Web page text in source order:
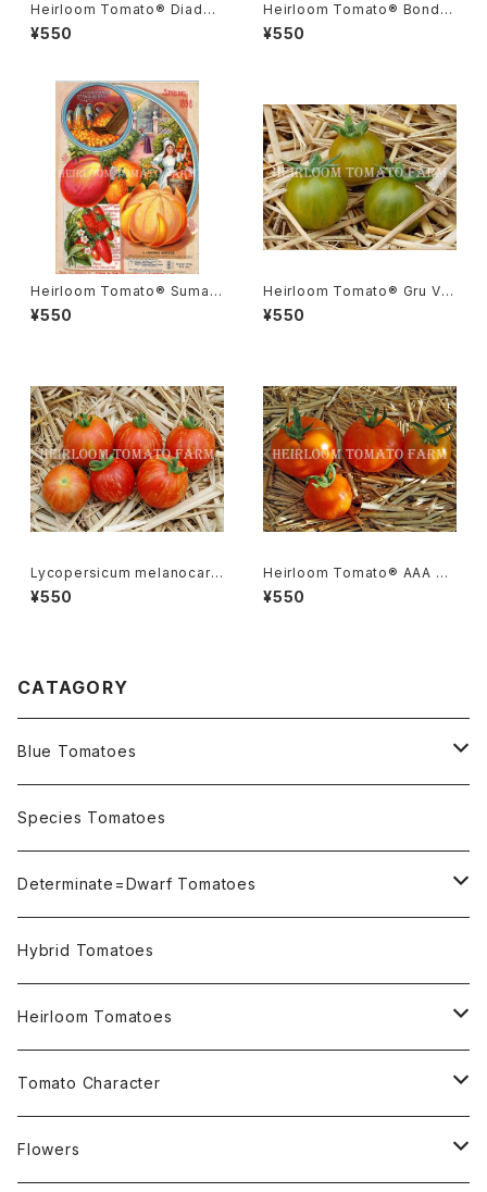
Heirloom Tomato® Diade
m エアルーム・トマト・ダイアデ
ム
¥550
Heirloom Tomato® Bond's
Early Minnesota エアルーム・
トマト・ボンズ・アーリー・ミネソ
¥550
Heirloom Tomato® Sumatr
a Fig エアルーム・トマト・スマト
ラ・フィグ
¥550
Heirloom Tomato® Gru Ve
e エアルーム・トマト・グルー・ビ
ーGR-17＊2015新品種
¥550
Lycopersicum melanocarp
a リコペルシコン・ メラノカルパ
Species
¥550
Heirloom Tomato® AAA S
weet エアルーム・トマト・AAA・
スイート
¥550
CATAGORY
Blue Tomatoes
OSU INDIGO Series
Not OSU Blue Tomatoes
Species Tomatoes
Determinate=Dwarf Tomatoes
Micro Determinate 10cm~30cm
Small Determinate 30cm~50cm
Medium Determinate 50~100cm
Large Determinate 100~150cm
Hybrid Tomatoes
Heirloom Tomatoes
Amber Heirloom Tomatoes
Bi-Color Heirloom Tomatoes
Tomato Character
Culinary Uses
Flowers